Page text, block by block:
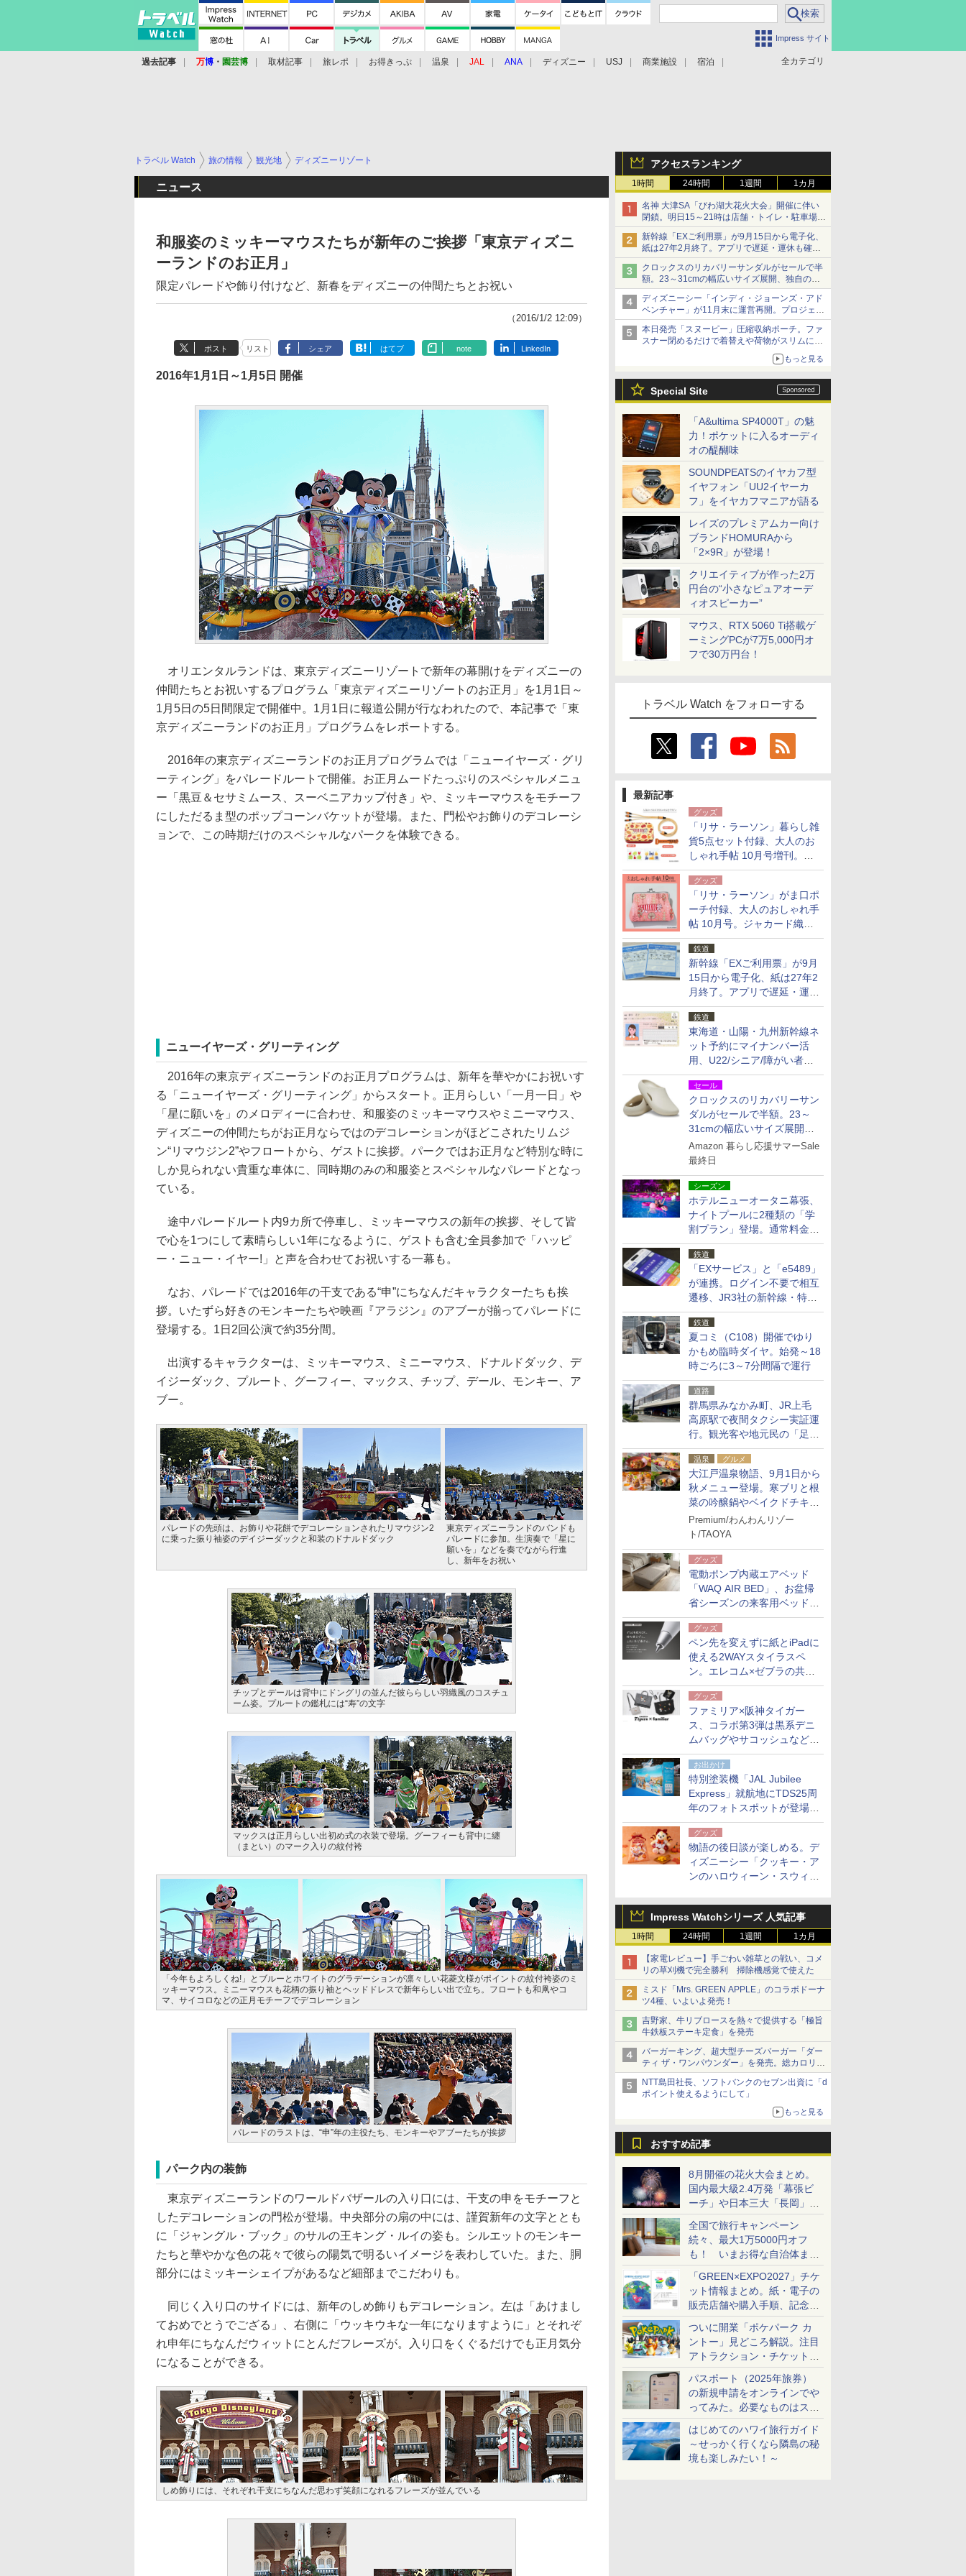
Impress サイト
全カテゴリ
過去記事 万博 ・ 園芸博 取材記事 旅レポ お得きっぷ 温泉 JAL ANA ディズニー USJ 商業施設 宿泊
アクセスランキング
1時間 24時間 1週間 1カ月
名神 大津SA「びわ湖大花火大会」開催に伴い
閉鎖。明日15～21時は店舗・トイレ・駐車場の
利用不可
新幹線「EXご利用票」が9月15日から電子化、
紙は27年2月終了。アプリで遅延・運休も確認
可能に
クロックスのリカバリーサンダルがセールで半
額。23～31cmの幅広いサイズ展開、独自のク
ッション素材を採用
ディズニーシー「インディ・ジョーンズ・アド
ベンチャー」が11月末に運営再開。プロジェク
ションマッピングを追加、DPAは1500円
本日発売「スヌーピー」圧縮収納ポーチ。ファ
スナー閉めるだけで着替えや荷物がスリムにま
もっと見る
Special Site
「A&ultima SP4000T」の魅
力！ポケットに入るオーディ
オの醍醐味
SOUNDPEATSのイヤカフ型
イヤフォン「UU2イヤーカ
フ」をイヤカフマニアが語る
レイズのプレミアムカー向け
ブランドHOMURAから
「2×9R」が登場！
クリエイティブが作った2万
円台の“小さなピュアオーデ
ィオスピーカー”
マウス、RTX 5060 Ti搭載ゲ
ーミングPCが7万5,000円オ
フで30万円台！
トラベル Watch をフォローする
最新記事
グッズ
「リサ・ラーソン」暮らし雑
貨5点セット付録、大人のお
しゃれ手帖 10月号増刊。
USBケーブルや缶ケースなど
グッズ
「リサ・ラーソン」がま口ポ
ーチ付録、大人のおしゃれ手
帖 10月号。ジャカード織の
北欧猫デザイン
鉄道
新幹線「EXご利用票」が9月
15日から電子化、紙は27年2
月終了。アプリで遅延・運休
も確認可能に
鉄道
東海道・山陽・九州新幹線ネ
ット予約にマイナンバー活
用、U22/シニア/障がい者割
を9月15日から発売
セール
クロックスのリカバリーサン
ダルがセールで半額。23～
31cmの幅広いサイズ展開、
独自のクッション素材を採用
Amazon 暮らし応援サマーSale
最終日
シーズン
ホテルニューオータニ幕張、
ナイトプールに2種類の「学
割プラン」登場。通常料金の
およそ半額でお得に夜活
鉄道
「EXサービス」と「e5489」
が連携。ログイン不要で相互
遷移、JR3社の新幹線・特急
予約をアプリで一括確認
鉄道
夏コミ（C108）開催でゆり
かもめ臨時ダイヤ。始発～18
時ごろに3～7分間隔で運行
道路
群馬県みなかみ町、JR上毛
高原駅で夜間タクシー実証運
行。観光客や地元民の「足が
ない」課題解消へ、木金土に
2台体制
温泉 グルメ
大江戸温泉物語、9月1日から
秋メニュー登場。寒ブリと根
菜の吟醸鍋やベイクドチキ
ン、ショコラ＆栗スイーツも
食べ放題に
Premium/わんわんリゾー
ト/TAOYA
グッズ
電動ポンプ内蔵エアベッド
「WAQ AIR BED」、お盆帰
省シーズンの来客用ベッドに
も。使用後は収納バッグでコ
ンパクトに保管
グッズ
ペン先を変えずに紙とiPadに
使える2WAYスタイラスペ
ン。エレコム×ゼブラの共同
開発
グッズ
ファミリア×阪神タイガー
ス、コラボ第3弾は黒系デニ
ムバッグやサコッシュなど6
点。8月21日オンラインスト
アで発売
お出かけ
特別塗装機「JAL Jubilee
Express」就航地にTDS25周
年のフォトスポットが登場。
10月末まで青森空港に
グッズ
物語の後日談が楽しめる。デ
ィズニーシー「クッキー・ア
ンのハロウィーン・スウィー
開
Impress Watchシリーズ 人気記事
1時間 24時間 1週間 1カ月
【家電レビュー】手ごわい雑草との戦い、コメ
リの草刈機で完全勝利 掃除機感覚で使えた
ミスド「Mrs. GREEN APPLE」のコラボドーナ
ツ4種、いよいよ発売！
吉野家、牛リブロースを熱々で提供する「極旨
牛鉄板ステーキ定食」を発売
バーガーキング、超大型チーズバーガー「ダー
ティ ザ・ワンパウンダー」を発売。総カロリー
約1656kcal、総重量約527g！
NTT島田社長、ソフトバンクのセブン出資に「d
ポイント使えるようにして」
もっと見る
おすすめ記事
8月開催の花火大会まとめ。
国内最大級2.4万発「幕張ビ
ーチ」や日本三大「長岡」な
ど大型イベント目白押し！
全国で旅行キャンペーン
続々、最大1万5000円オフ
も！ いまお得な自治体まと
め
「GREEN×EXPO2027」チケ
ット情報まとめ。紙・電子の
販売店舗や購入手順、記念チ
ケットも解説
ついに開業「ポケパーク カ
ントー」見どころ解説。注目
アトラクション・チケット手
配・来場前に必要な準備は？
パスポート（2025年旅券）
の新規申請をオンラインでや
ってみた。必要なものはスマ
ホとマイナカードのみ
はじめてのハワイ旅行ガイド
～せっかく行くなら隣島の秘
境も楽しみたい！～
トラベル Watch 旅の情報 観光地 ディズニーリゾート
ニュース
和服姿のミッキーマウスたちが新年のご挨拶「東京ディズニ
ーランドのお正月」
限定パレードや飾り付けなど、新春をディズニーの仲間たちとお祝い
（2016/1/2 12:09）
ポスト リスト シェア はてブ note LinkedIn
2016年1月1日～1月5日 開催
オリエンタルランドは、東京ディズニーリゾートで新年の幕開けをディズニーの
仲間たちとお祝いするプログラム「東京ディズニーリゾートのお正月」を1月1日～
1月5日の5日間限定で開催中。1月1日に報道公開が行なわれたので、本記事で「東
京ディズニーランドのお正月」プログラムをレポートする。
2016年の東京ディズニーランドのお正月プログラムでは「ニューイヤーズ・グリ
ーティング」をパレードルートで開催。お正月ムードたっぷりのスペシャルメニュ
ー「黒豆＆セサミムース、スーベニアカップ付き」や、ミッキーマウスをモチーフ
にしただるま型のポップコーンバケットが登場。また、門松やお飾りのデコレーシ
ョンで、この時期だけのスペシャルなパークを体験できる。
ニューイヤーズ・グリーティング
2016年の東京ディズニーランドのお正月プログラムは、新年を華やかにお祝いす
る「ニューイヤーズ・グリーティング」からスタート。正月らしい「一月一日」や
「星に願いを」のメロディーに合わせ、和服姿のミッキーマウスやミニーマウス、
ディズニーの仲間たちがお正月ならではのデコレーションがほどこされたリムジ
ン“リマウジン2”やフロートから、ゲストに挨拶。パークではお正月など特別な時に
しか見られない貴重な車体に、同時期のみの和服姿とスペシャルなパレードとなっ
ている。
途中パレードルート内9カ所で停車し、ミッキーマウスの新年の挨拶、そして皆
で心を1つにして素晴らしい1年になるように、ゲストも含む全員参加で「ハッピ
ー・ニュー・イヤー!」と声を合わせてお祝いする一幕も。
なお、パレードでは2016年の干支である“申”にちなんだキャラクターたちも挨
拶。いたずら好きのモンキーたちや映画『アラジン』のアブーが揃ってパレードに
登場する。1日2回公演で約35分間。
出演するキャラクターは、ミッキーマウス、ミニーマウス、ドナルドダック、デ
イジーダック、プルート、グーフィー、マックス、チップ、デール、モンキー、ア
ブー。
パレードの先頭は、お飾りや花餅でデコレーションされたリマウジン2
に乗った振り袖姿のデイジーダックと和装のドナルドダック
東京ディズニーランドのバンドも
パレードに参加。生演奏で「星に
願いを」などを奏でながら行進
し、新年をお祝い
チップとデールは背中にドングリの並んだ彼ららしい羽織風のコスチュ
ーム姿。プルートの鑑札には“寿”の文字
マックスは正月らしい出初め式の衣装で登場。グーフィーも背中に纏
（まとい）のマーク入りの紋付袴
「今年もよろしくね!」とブルーとホワイトのグラデーションが凛々しい花菱文様がポイントの紋付袴姿のミ
ッキーマウス。ミニーマウスも花柄の振り袖とヘッドドレスで新年らしい出で立ち。フロートも和凧やコ
マ、サイコロなどの正月モチーフでデコレーション
パレードのラストは、“申”年の主役たち、モンキーやアブーたちが挨拶
パーク内の装飾
東京ディズニーランドのワールドバザールの入り口には、干支の申をモチーフと
したデコレーションの門松が登場。中央部分の扇の中には、謹賀新年の文字ととも
に「ジャングル・ブック」のサルの王キング・ルイの姿も。シルエットのモンキー
たちと華やかな色の花々で彼らの陽気で明るいイメージを表わしていた。また、胴
部分にはミッキーシェイプがあるなど細部までこだわりも。
同じく入り口のサイドには、新年のしめ飾りもデコレーション。左は「あけまし
ておめでとうでござる」、右側に「ウッキウキな一年になりますように」とそれぞ
れ申年にちなんだウィットにとんだフレーズが。入り口をくぐるだけでも正月気分
になることができる。
しめ飾りには、それぞれ干支にちなんだ思わず笑顔になれるフレーズが並んでいる